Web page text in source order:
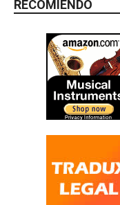
RECOMIENDO